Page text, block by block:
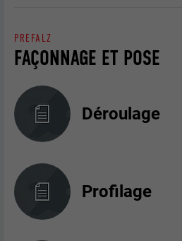
FAÇONNAGE ET POSE
PREFALZ
Déroulage
Profilage